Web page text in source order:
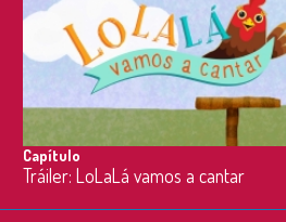
Capítulo
Tráiler: LoLaLá vamos a cantar